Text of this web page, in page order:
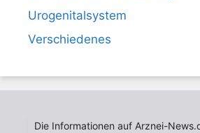
Urogenitalsystem
Verschiedenes
Die Informationen auf Arznei-